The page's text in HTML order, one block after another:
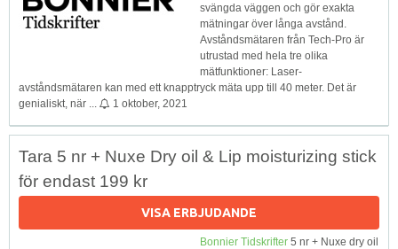
svängda väggen och gör exakta
mätningar över långa avstånd.
Avståndsmätaren från Tech-Pro är
utrustad med hela tre olika
mätfunktioner: Laser-
avståndsmätaren kan med ett knapptryck mäta upp till 40 meter. Det är
genialiskt, när ...
1 oktober, 2021
Tara 5 nr + Nuxe Dry oil & Lip moisturizing stick
för endast 199 kr
VISA ERBJUDANDE
Bonnier Tidskrifter 5 nr + Nuxe dry oil